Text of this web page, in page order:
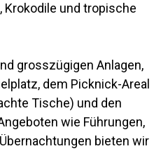
Krokodile und tropische
grosszügigen Anlagen,
dem Picknick-Areal
Tische) und den
wie Führungen,
bieten wir